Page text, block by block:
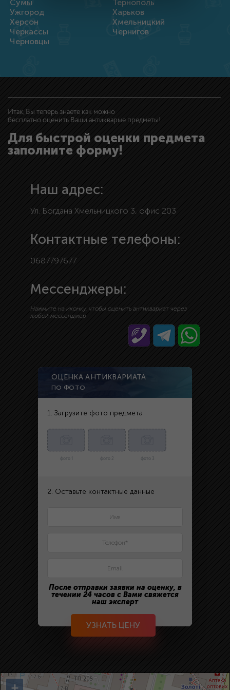
Сумы
Тернополь
Ужгород
Харьков
Херсон
Хмельницкий
Черкассы
Чернигов
Черновцы
Итак, Вы теперь знаете как можно
бесплатно оценить Ваши антикварые предметы!
Для быстрой оценки предмета
заполните форму!
Наш адрес:
Ул. Богдана Хмельницкого 3, офис 203
Контактные телефоны:
0687797677
Мессенджеры:
Нажмите на иконку, чтобы оценить антиквариат через
любой мессенджер
ОЦЕНКА АНТИКВАРИАТА
ПО ФОТО
1. Загрузите фото предмета
фото 1 фото 2 фото 3
2. Оставьте контактные данные
После отправки заявки на оценку, в
течении 24 часов с Вами свяжется
наш эксперт
УЗНАТЬ ЦЕНУ